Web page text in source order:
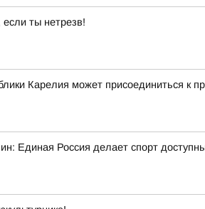
ты нетрезв!
Карелия может присоединиться к
Единая Россия делает спорт